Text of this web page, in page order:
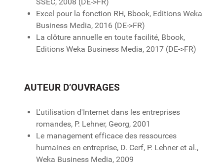
SSEC, 2008 (DE->FR)
Excel pour la fonction RH, Bbook, Editions Weka
Business Media, 2016 (DE->FR)
La clôture annuelle en toute facilité, Bbook,
Editions Weka Business Media, 2017 (DE->FR)
AUTEUR D’OUVRAGES
L'utilisation d'Internet dans les entreprises
romandes, P. Lehner, Georg, 2001
Le management efficace des ressources
humaines en entreprise, D. Cerf, P. Lehner et al.,
Weka Business Media, 2009